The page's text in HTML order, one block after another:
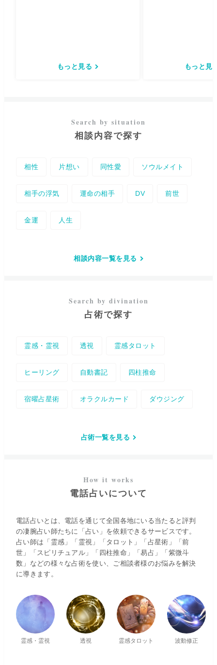
もっと見る もっと見
相談内容で探す
相性 片想い 同性愛 ソウルメイト
相手の浮気 運命の相手 DV 前世
金運 人生
相談内容一覧を見る
占術で探す
霊感・霊視 透視 霊感タロット
ヒーリング 自動書記 四柱推命
宿曜占星術 オラクルカード ダウジング
占術一覧を見る
電話占いについて
電話占いとは、電話を通じて全国各地にいる当たると評判
の凄腕占い師たちに「占い」を依頼できるサービスです。
占い師は「霊感」「霊視」「タロット」「占星術」「前
世」「スピリチュアル」「四柱推命」「易占」「紫微斗
数」などの様々な占術を使い、ご相談者様のお悩みを解決
に導きます。
霊感・霊視 透視 霊感タロット 波動修正